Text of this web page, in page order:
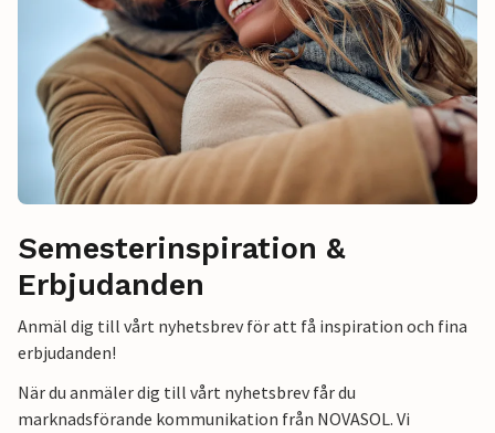
Semesterinspiration &
Erbjudanden
Anmäl dig till vårt nyhetsbrev för att få inspiration och fina
erbjudanden!
När du anmäler dig till vårt nyhetsbrev får du
marknadsförande kommunikation från NOVASOL. Vi